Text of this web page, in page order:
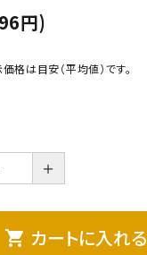
円)
は目安（平均値）です。
＋
shopping_cart カートに入れる